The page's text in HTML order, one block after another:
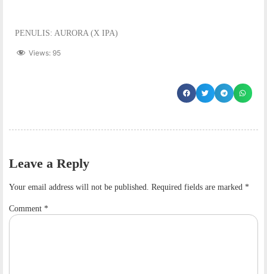
PENULIS: AURORA (X IPA)
Views: 95
Leave a Reply
Your email address will not be published. Required fields are marked *
Comment *